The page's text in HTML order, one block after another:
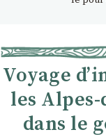
Voyage
les
dans le